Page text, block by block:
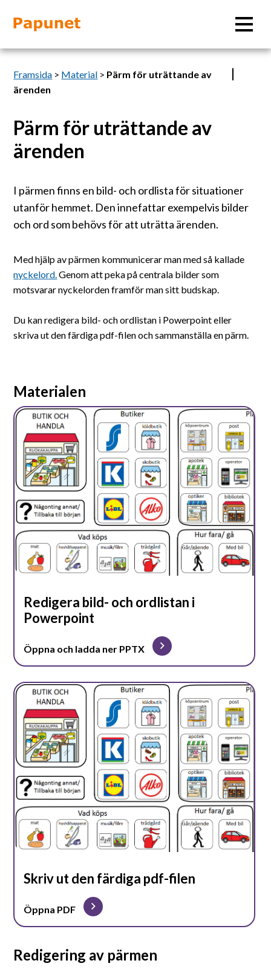
Information
Material
Suomeksi
Framsida > Material > Pärm för uträttande av
ärenden
Pärm för uträttande av
ärenden
I pärmen finns en bild- och ordlista för situationer
utanför hemmet. Den innefattar exempelvis bilder
och ord som behövs för att uträtta ärenden.
Med hjälp av pärmen kommunicerar man med så kallade
nyckelord. Genom att peka på centrala bilder som
motsvarar nyckelorden framför man sitt budskap.
Du kan redigera bild- och ordlistan i Powerpoint eller
skriva ut den färdiga pdf-filen och sammanställa en pärm.
Materialen
Redigera bild- och ordlistan i
Powerpoint
Öppna och ladda ner PPTX
Skriv ut den färdiga pdf-filen
Öppna PDF
Redigering av pärmen